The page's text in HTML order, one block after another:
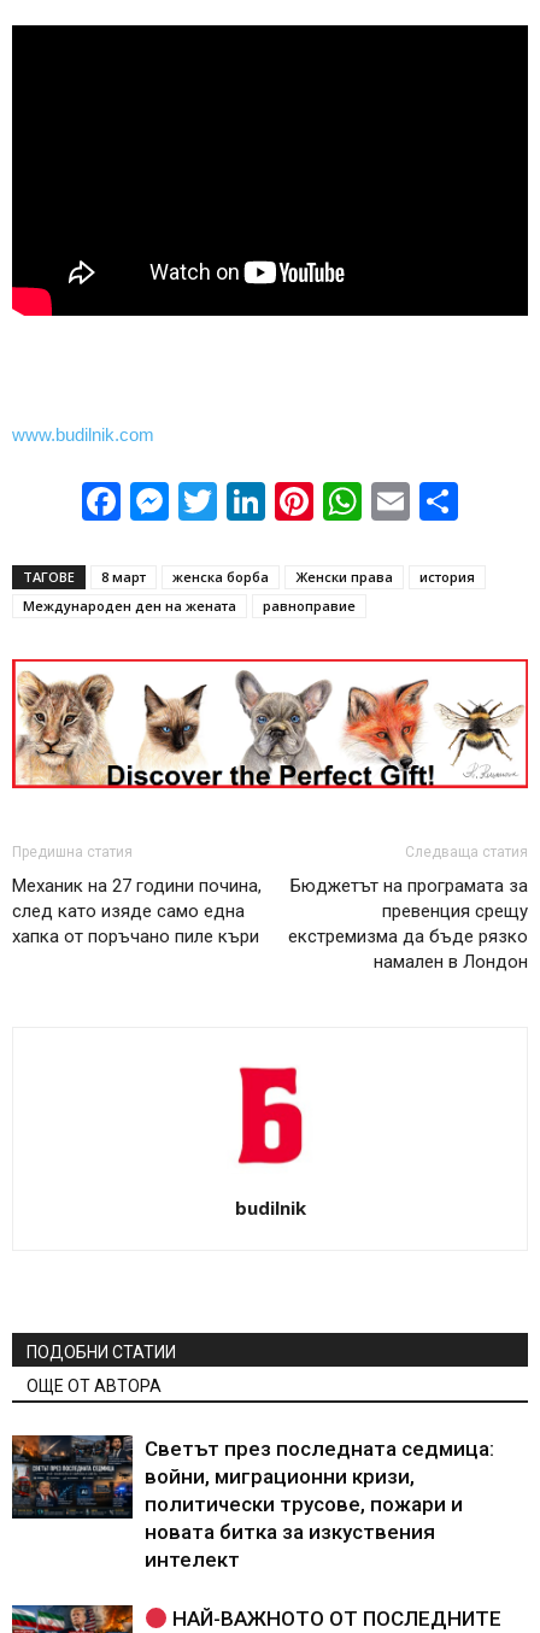
www.budilnik.com
Facebook
Messenger
Twitter
LinkedIn
Pinterest
WhatsApp
Email
ТАГОВЕ 8 март женска борба Женски права
история
Международен ден на жената
равноправие
Предишна статия
Механик на 27 години почина,
след като изяде само една
хапка от поръчано пиле къри
Следваща статия
Бюджетът на програмата за
превенция срещу
екстремизма да бъде рязко
намален в Лондон
budilnik
ПОДОБНИ СТАТИИ
ОЩЕ ОТ АВТОРА
Светът през последната седмица:
войни, миграционни кризи,
политически трусове, пожари и
новата битка за изкуствения
интелект
НАЙ-ВАЖНОТО ОТ ПОСЛЕДНИТЕ